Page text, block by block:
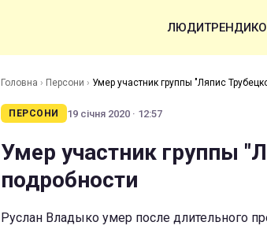
ЛЮДИТРЕНДИ
Головна › Персони › Умер участник группы "Ляпис
ПЕРСОНИ 19 січня 2020 · 12:57
Умер участник группы
подробности
Руслан Владыко умер после длительного